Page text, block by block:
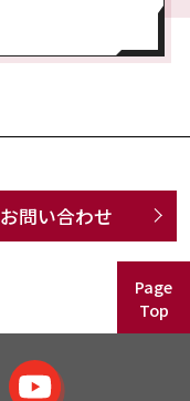
お問い合わせ
Page
Top